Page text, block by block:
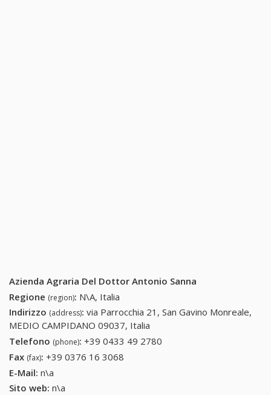
Azienda Agraria Del Dottor Antonio Sanna
Regione (region): N\A, Italia
Indirizzo (address): via Parrocchia 21, San Gavino Monreale,
MEDIO CAMPIDANO 09037, Italia
Telefono (phone): +39 0433 49 2780
Fax (fax): +39 0376 16 3068
E-Mail: n\a
Sito web: n\a